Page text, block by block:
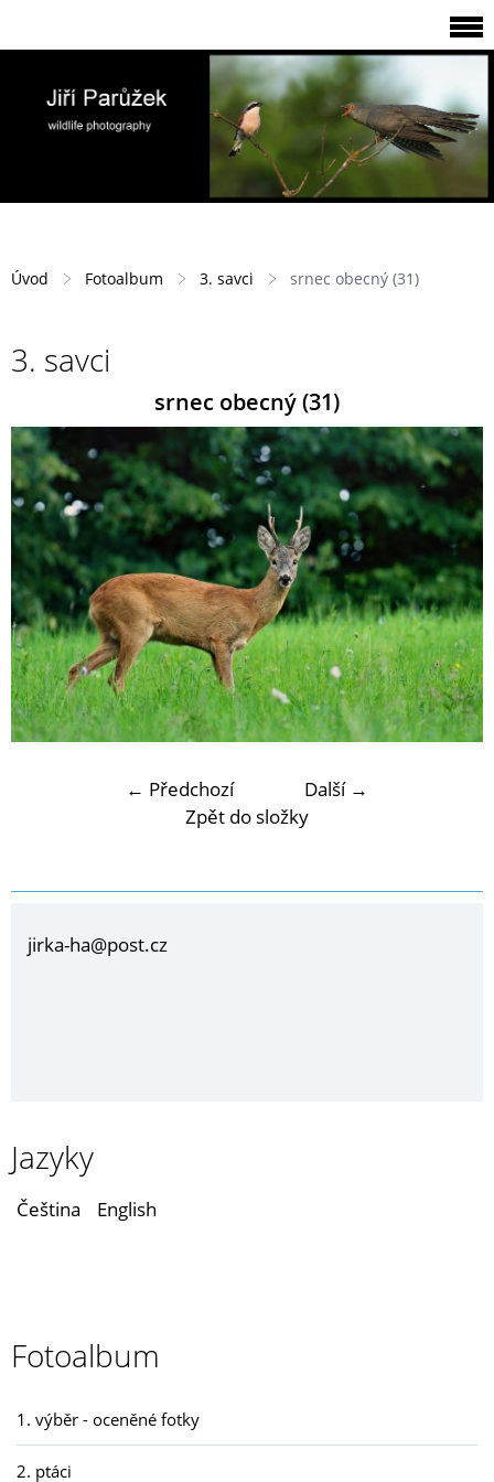
Úvod Fotoalbum 3. savci srnec obecný (31)
3. savci
srnec obecný (31)
← Předchozí
Další →
Zpět do složky
jirka-ha@post.cz
Jazyky
Čeština English
Fotoalbum
1. výběr - oceněné fotky
2. ptáci